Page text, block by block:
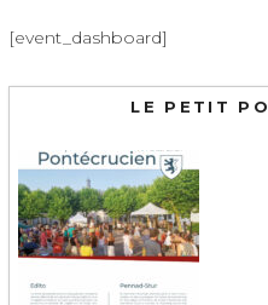
[event_dashboard]
LE PETIT